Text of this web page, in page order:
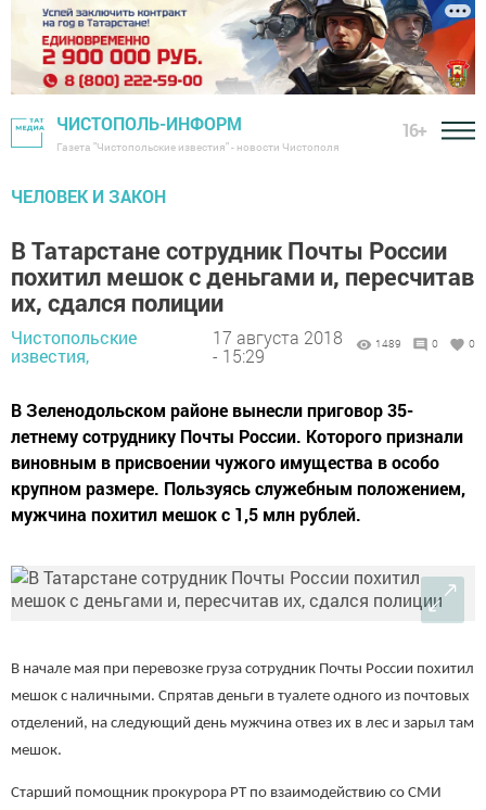
ЧИСТОПОЛЬ-ИНФОРМ
Газета "Чистопольские известия" - новости Чистополя
16+
ЧЕЛОВЕК И ЗАКОН
В Татарстане сотрудник Почты России
похитил мешок с деньгами и, пересчитав
их, сдался полиции
Чистопольские
известия,
17 августа 2018
- 15:29
1489 0 0
В Зеленодольском районе вынесли приговор 35-
летнему сотруднику Почты России. Которого признали
виновным в присвоении чужого имущества в особо
крупном размере. Пользуясь служебным положением,
мужчина похитил мешок с 1,5 млн рублей.
В начале мая при перевозке груза сотрудник Почты России похитил
мешок с наличными. Спрятав деньги в туалете одного из почтовых
отделений, на следующий день мужчина отвез их в лес и зарыл там
мешок.
Старший помощник прокурора РТ по взаимодействию со СМИ